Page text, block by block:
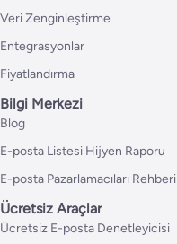
Veri Zenginleştirme
Entegrasyonlar
Fiyatlandırma
Bilgi Merkezi
Blog
E-posta Listesi Hijyen Raporu
E-posta Pazarlamacıları Rehberi
Ücretsiz Araçlar
Ücretsiz E-posta Denetleyicisi